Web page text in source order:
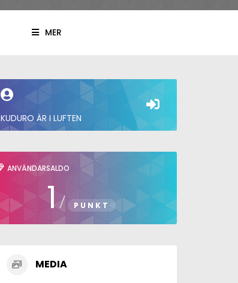
MER
KUDURO ÄR I LUFTEN
ANVÄNDARSALDO
1/ PUNKT
MEDIA